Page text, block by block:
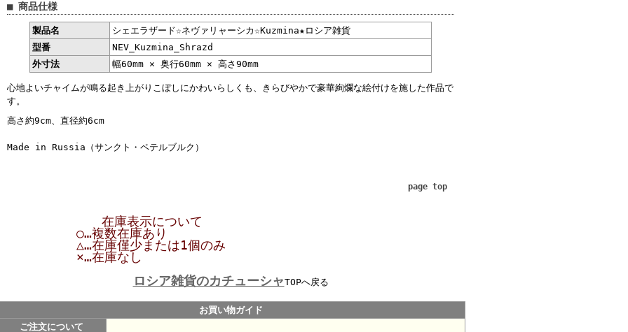
■ 商品仕様
製品名
シェエラザード☆ネヴァリャーシカ☆Kuzmina★ロシア雑貨
型番
NEV_Kuzmina_Shrazd
外寸法
幅60mm × 奥行60mm × 高さ90mm
心地よいチャイムが鳴る起き上がりこぼしにかわいらしくも、きらびやかで豪華絢爛な絵付けを施した作品で
す。
高さ約9cm、直径約6cm
Made in Russia（サンクト・ペテルブルク）
page top
在庫表示について
○…複数在庫あり
△…在庫僅少または1個のみ
×…在庫なし
ロシア雑貨のカチューシャTOPへ戻る
お買い物ガイド
ご注文について